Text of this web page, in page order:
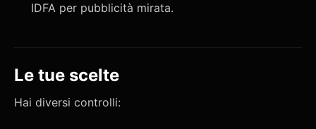
IDFA per pubblicità mirata.
Le tue scelte
Hai diversi controlli: